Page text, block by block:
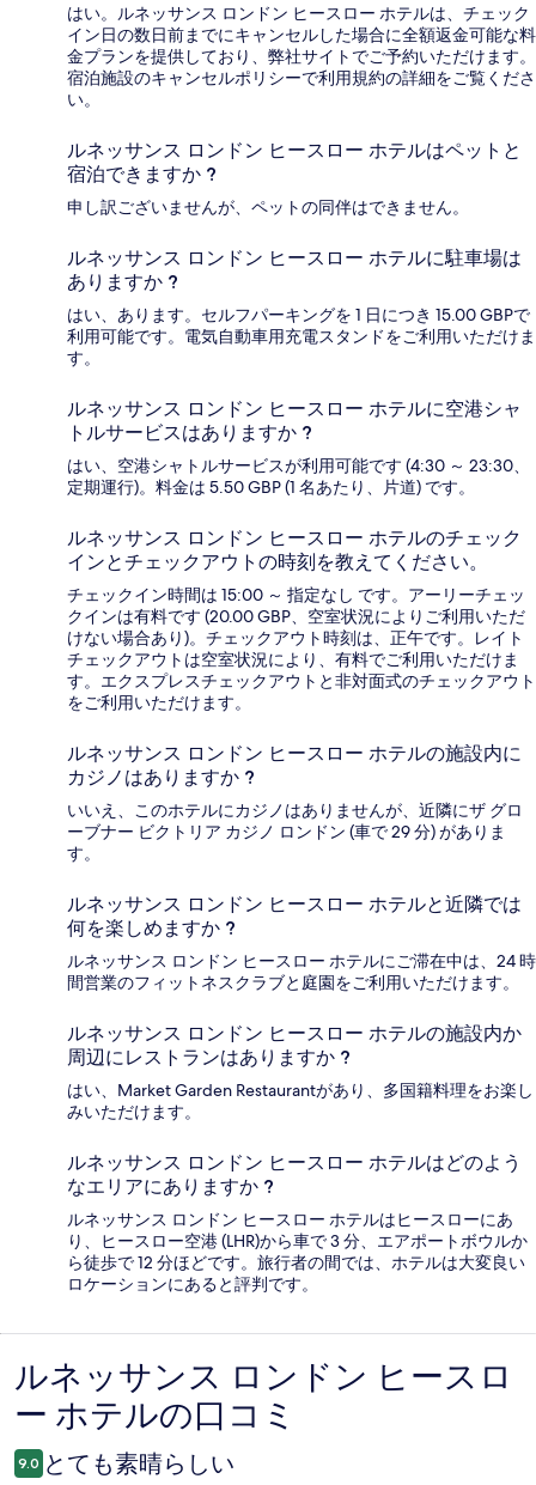
はい。ルネッサンス ロンドン ヒースロー ホテルは、チェック
イン日の数日前までにキャンセルした場合に全額返金可能な料
金プランを提供しており、弊社サイトでご予約いただけます。
宿泊施設のキャンセルポリシーで利用規約の詳細をご覧くださ
い。
ルネッサンス ロンドン ヒースロー ホテルはペットと
宿泊できますか ?
申し訳ございませんが、ペットの同伴はできません。
ルネッサンス ロンドン ヒースロー ホテルに駐車場は
ありますか ?
はい、あります。セルフパーキングを 1 日につき 15.00 GBPで
利用可能です。電気自動車用充電スタンドをご利用いただけま
す。
ルネッサンス ロンドン ヒースロー ホテルに空港シャ
トルサービスはありますか ?
はい、空港シャトルサービスが利用可能です (4:30 ～ 23:30、
定期運行)。料金は 5.50 GBP (1 名あたり、片道) です。
ルネッサンス ロンドン ヒースロー ホテルのチェック
インとチェックアウトの時刻を教えてください。
チェックイン時間は 15:00 ～ 指定なし です。アーリーチェッ
クインは有料です (20.00 GBP、空室状況によりご利用いただ
けない場合あり)。チェックアウト時刻は、正午です。レイト
チェックアウトは空室状況により、有料でご利用いただけま
す。エクスプレスチェックアウトと非対面式のチェックアウト
をご利用いただけます。
ルネッサンス ロンドン ヒースロー ホテルの施設内に
カジノはありますか ?
いいえ、このホテルにカジノはありませんが、近隣にザ グロ
ーブナー ビクトリア カジノ ロンドン (車で 29 分) がありま
す。
ルネッサンス ロンドン ヒースロー ホテルと近隣では
何を楽しめますか ?
ルネッサンス ロンドン ヒースロー ホテルにご滞在中は、24 時
間営業のフィットネスクラブと庭園をご利用いただけます。
ルネッサンス ロンドン ヒースロー ホテルの施設内か
周辺にレストランはありますか ?
はい、Market Garden Restaurantがあり、多国籍料理をお楽し
みいただけます。
ルネッサンス ロンドン ヒースロー ホテルはどのよう
なエリアにありますか ?
ルネッサンス ロンドン ヒースロー ホテルはヒースローにあ
り、ヒースロー空港 (LHR)から車で 3 分、エアポートボウルか
ら徒歩で 12 分ほどです。旅行者の間では、ホテルは大変良い
ロケーションにあると評判です。
口
コ
ミ
ルネッサンス ロンドン ヒースロ
ー ホテルの口コミ
9.0 とても素晴らしい